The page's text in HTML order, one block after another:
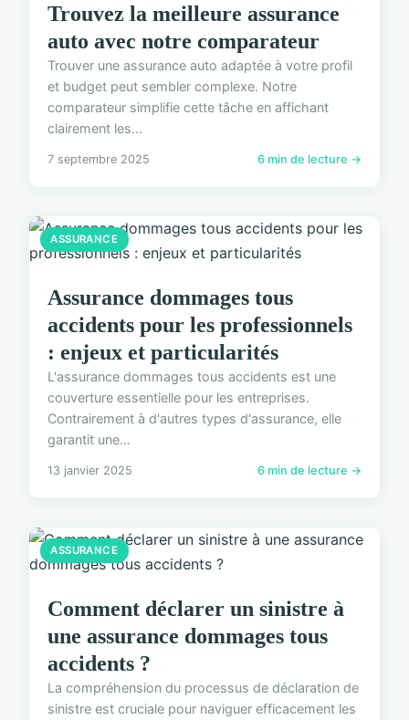
Trouvez la meilleure assurance
auto avec notre comparateur
Trouver une assurance auto adaptée à votre profil
et budget peut sembler complexe. Notre
comparateur simplifie cette tâche en affichant
clairement les...
7 septembre 2025 6 min de lecture →
ASSURANCE
Assurance dommages tous
accidents pour les professionnels
: enjeux et particularités
L'assurance dommages tous accidents est une
couverture essentielle pour les entreprises.
Contrairement à d'autres types d'assurance, elle
garantit une...
13 janvier 2025 6 min de lecture →
ASSURANCE
Comment déclarer un sinistre à
une assurance dommages tous
accidents ?
La compréhension du processus de déclaration de
sinistre est cruciale pour naviguer efficacement les